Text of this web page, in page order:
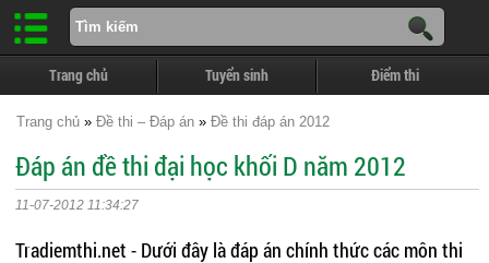
Trang chủ Tuyển sinh Điểm thi
Trang chủ » Đề thi – Đáp án » Đề thi đáp án 2012
Đáp án đề thi đại học khối D năm 2012
11-07-2012 11:34:27
Tradiemthi.net - Dưới đây là đáp án chính thức các môn thi